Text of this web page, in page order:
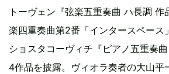
トーヴェン『弦楽五重奏曲 ハ長調
楽四重奏曲第2番「インタースペース
ショスタコーヴィチ『ピアノ五重奏
4作品を披露。ヴィオラ奏者の大山平